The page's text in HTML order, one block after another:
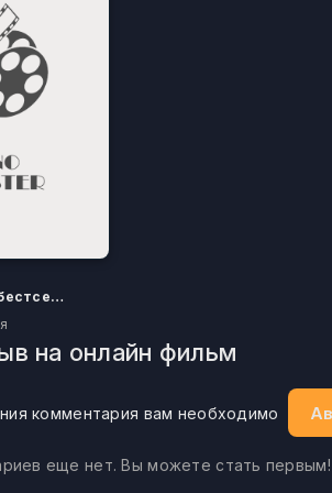
50 оттенков бестселлера
на онлайн фильм
комментария вам необходимо
еще нет. Вы можете стать первым!